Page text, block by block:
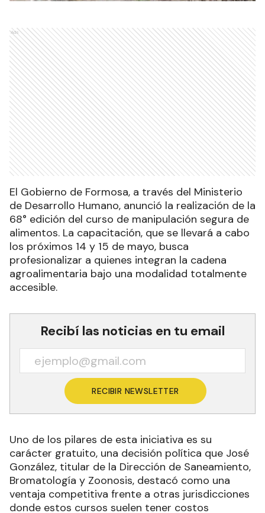
Ads
El Gobierno de Formosa, a través del Ministerio
de Desarrollo Humano, anunció la realización de la
68° edición del curso de manipulación segura de
alimentos. La capacitación, que se llevará a cabo
los próximos 14 y 15 de mayo, busca
profesionalizar a quienes integran la cadena
agroalimentaria bajo una modalidad totalmente
accesible.
Recibí las noticias en tu email
RECIBIR NEWSLETTER
Uno de los pilares de esta iniciativa es su
carácter gratuito, una decisión política que José
González, titular de la Dirección de Saneamiento,
Bromatología y Zoonosis, destacó como una
ventaja competitiva frente a otras jurisdicciones
donde estos cursos suelen tener costos